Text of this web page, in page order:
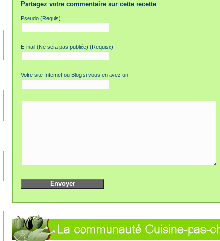
Partagez votre commentaire sur cette recette
Pseudo (Requis)
E-mail (Ne sera pas publiée) (Requise)
Votre site Internet ou Blog si vous en avez un